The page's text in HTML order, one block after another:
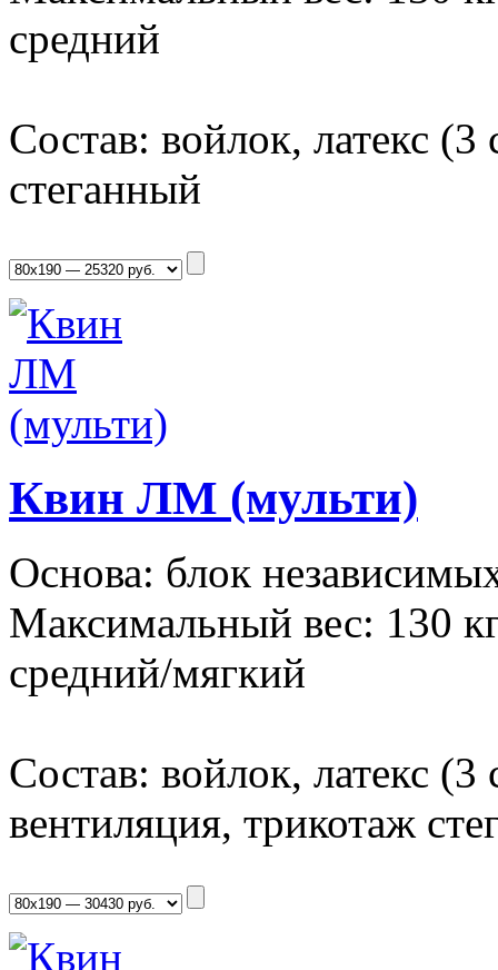
средний
Состав: войлок, латекс
стеганный
Квин ЛМ (мульти)
Основа: блок
Максимальный вес: 130
средний/мягкий
Состав: войлок, латекс
вентиляция, трикотаж